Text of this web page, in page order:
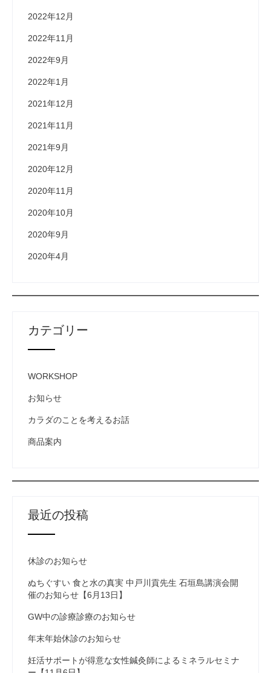
2022年12月
2022年11月
2022年9月
2022年1月
2021年12月
2021年11月
2021年9月
2020年12月
2020年11月
2020年10月
2020年9月
2020年4月
カテゴリー
WORKSHOP
お知らせ
カラダのことを考えるお話
商品案内
最近の投稿
休診のお知らせ
ぬちぐすい 食と水の真実 中戸川貢先生 石垣島講演会開
催のお知らせ【6月13日】
GW中の診療診療のお知らせ
年末年始休診のお知らせ
妊活サポートが得意な女性鍼灸師によるミネラルセミナ